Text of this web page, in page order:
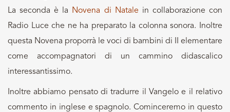
La seconda è la
Novena di Natalein collaborazione con
Radio Luce che ne ha preparato la colonna sonora. Inoltre
questa Novena proporrà le voci di bambini di II elementare
come accompagnatori di un cammino didascalico
interessantissimo.
Inoltre abbiamo pensato di tradurre il Vangelo e il relativo
commento in inglese e spagnolo. Cominceremo in questo